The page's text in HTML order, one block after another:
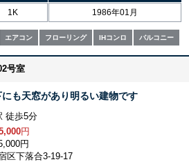
1K 1986年01月
エアコン フローリング IHコンロ バルコニー
号室
も天窓があり明るい建物です
徒歩5分
円
円
区下落合3-19-17